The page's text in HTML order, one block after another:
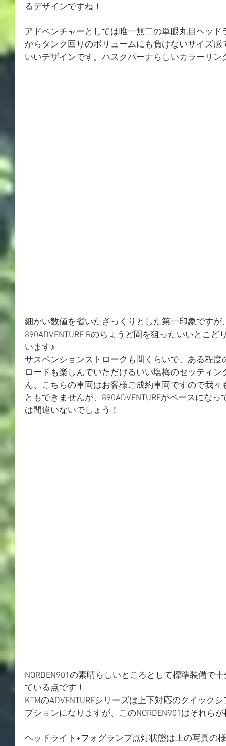
るデザインですね！
アドベンチャーとしては唯一無二の単眼丸目ヘッ
からタンク回りのボリュームにも負けないサイズ
いいデザインです。ハスクバーナらしいカラーリン
細かい数値を省いたざっくりとした第一印象ですが
890ADVENTURE Rのちょうど間を狙ったいいとこ
います♪
サスペンションストロークも間くらいで、ある程
ロードも楽しんでいただけるいい塩梅のセッティ
ん、こちらの車両はお客様ご成約車両ですので我
ともできませんが、890ADVENTUREがベースにな
は間違いないでしょう！
NORDEN901の素晴らしいところとして標準装備で
ている点です！
KTMのADVENTUREシリーズは上下対応のクイック
プションになりますが、このNORDEN901はそれら
ヘッドライト+フォグランプ点灯状態は上の写真の